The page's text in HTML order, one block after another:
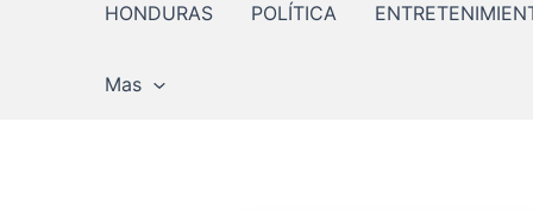
HONDURAS POLÍTICA
Mas